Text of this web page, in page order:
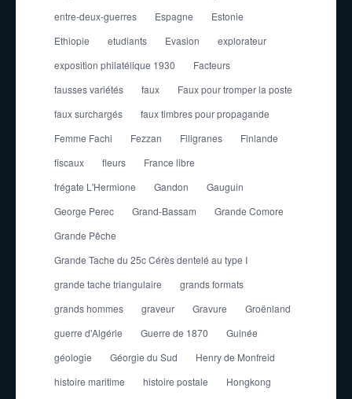
entre-deux-guerres
Espagne
Estonie
Ethiopie
etudiants Evasion
explorateur
exposition philatélique 1930
Facteurs
fausses variétés
faux
Faux pour tromper la poste
faux surchargés
faux timbres pour propagande
Femme Fachi
Fezzan Filigranes
Finlande
fiscaux
fleurs
France libre
frégate L'Hermione
Gandon
Gauguin
George Perec
Grand-Bassam
Grande Comore
Grande Pêche
Grande Tache du 25c Cérès dentelé au type I
grande tache triangulaire
grands formats
grands hommes
graveur Gravure
Groënland
guerre d'Algérie
Guerre de 1870
Guinée
géologie
Géorgie du Sud
Henry de Monfreid
histoire maritime
histoire postale Hongkong